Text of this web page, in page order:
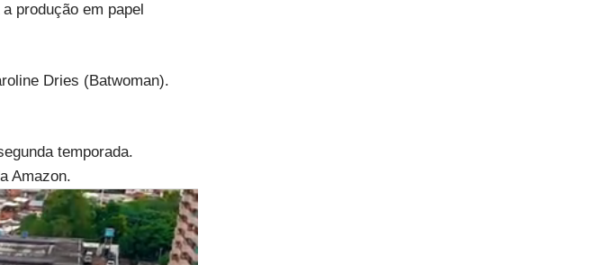
produção em papel
Dries (Batwoman).
temporada.
Amazon.